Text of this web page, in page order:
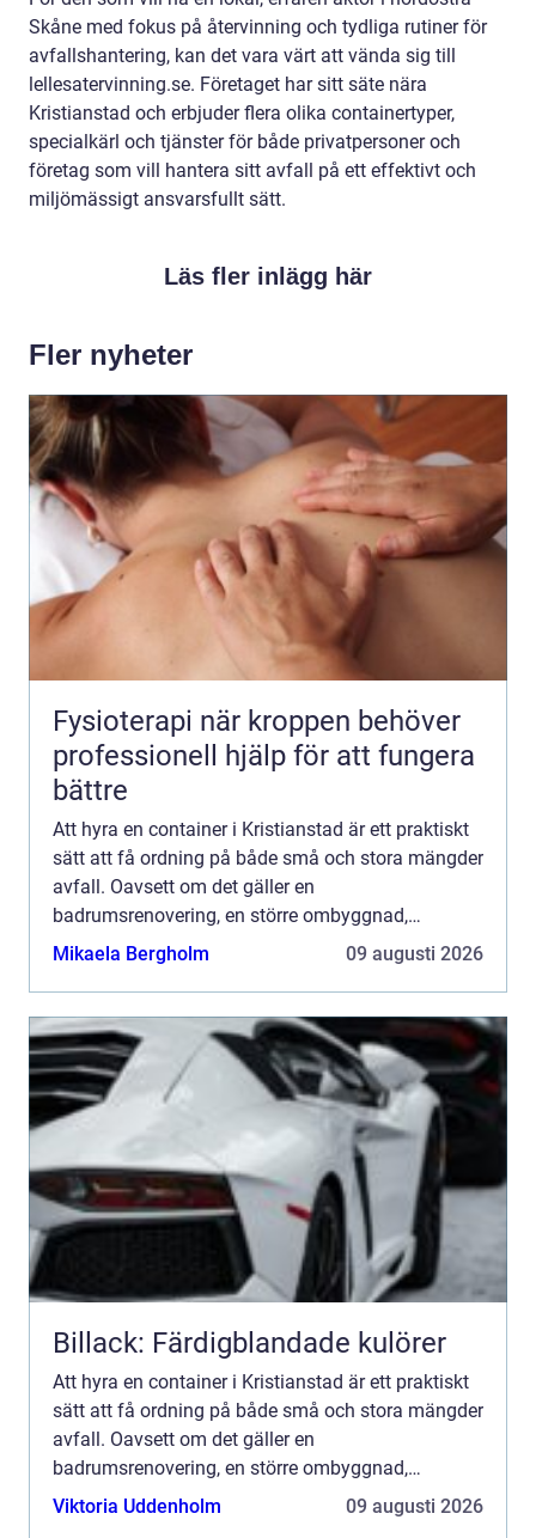
Skåne med fokus på återvinning och tydliga rutiner för
avfallshantering, kan det vara värt att vända sig till
lellesatervinning.se. Företaget har sitt säte nära
Kristianstad och erbjuder flera olika containertyper,
specialkärl och tjänster för både privatpersoner och
företag som vill hantera sitt avfall på ett effektivt och
miljömässigt ansvarsfullt sätt.
Läs fler inlägg här
Fler nyheter
Fysioterapi när kroppen behöver
professionell hjälp för att fungera
bättre
Att hyra en container i Kristianstad är ett praktiskt
sätt att få ordning på både små och stora mängder
avfall. Oavsett om det gäller en
badrumsrenovering, en större ombyggnad,
trädgårdsrensning eller en städdag i
Mikaela Bergholm 09 augusti 2026
Billack: Färdigblandade kulörer
Att hyra en container i Kristianstad är ett praktiskt
sätt att få ordning på både små och stora mängder
avfall. Oavsett om det gäller en
badrumsrenovering, en större ombyggnad,
trädgårdsrensning eller en städdag i
Viktoria Uddenholm 09 augusti 2026